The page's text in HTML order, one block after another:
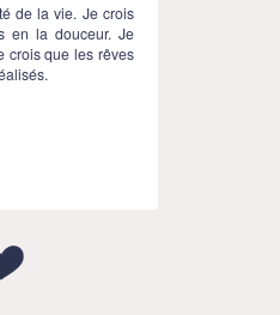
de la vie. Je crois
en la douceur. Je
crois que les rêves